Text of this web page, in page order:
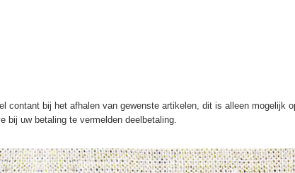
contant bij het afhalen van gewenste artikelen, dit is alleen mogelijk
bij uw betaling te vermelden deelbetaling.